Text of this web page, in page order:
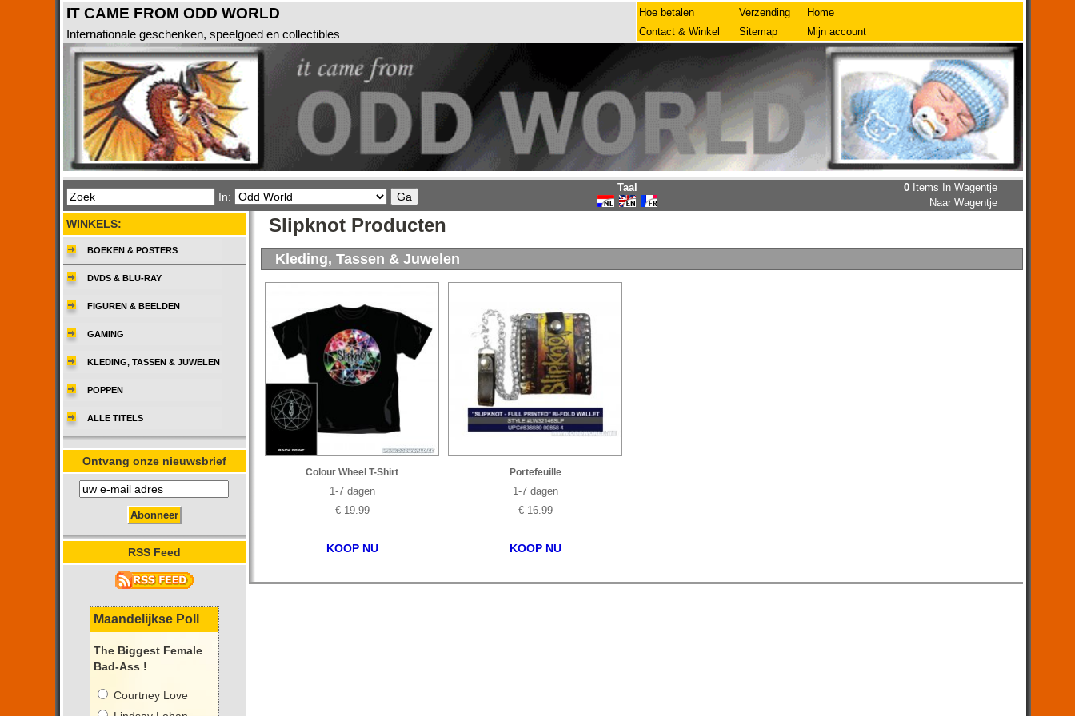
IT CAME FROM ODD WORLD
Internationale geschenken, speelgoed en collectibles
Hoe betalen
Contact & Winkel
Verzending
Sitemap
Home
Mijn account
In:
Taal 0Items In Wagentje
Naar Wagentje
Slipknot Producten
Kleding, Tassen & Juwelen
Colour Wheel T-Shirt
1-7 dagen
€ 19.99
KOOP NU
Portefeuille
1-7 dagen
€ 16.99
KOOP NU
WINKELS:
BOEKEN & POSTERS
DVDS & BLU-RAY
FIGUREN & BEELDEN
GAMING
KLEDING, TASSEN & JUWELEN
POPPEN
ALLE TITELS
Ontvang onze nieuwsbrief
RSS Feed
Maandelijkse Poll
The Biggest Female
Bad-Ass !
Courtney Love